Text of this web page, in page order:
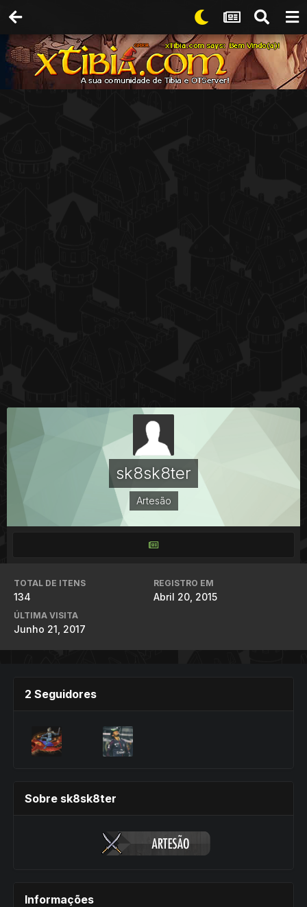
sk8sk8ter
Artesão
TOTAL DE ITENS
134
REGISTRO EM
Abril 20, 2015
ÚLTIMA VISITA
Junho 21, 2017
2 Seguidores
Sobre sk8sk8ter
Informações